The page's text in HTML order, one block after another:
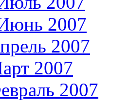
2007
2007
2007
2007